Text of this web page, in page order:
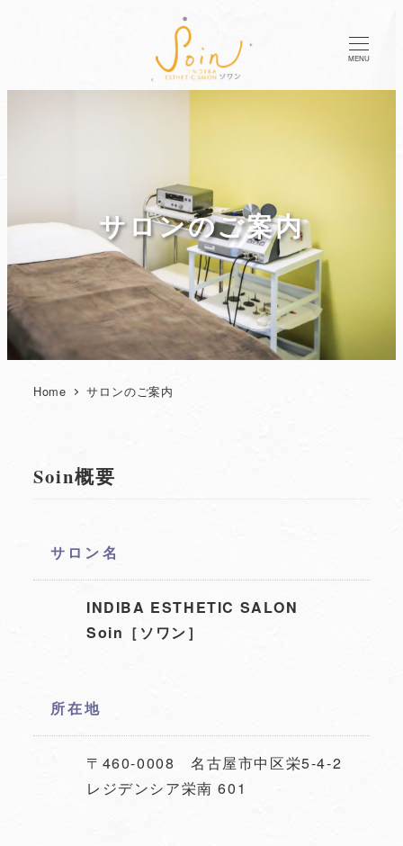
MENU
サロンのご案内
Home サロンのご案内
Soin概要
サロン名
INDIBA ESTHETIC SALON
Soin［ソワン］
所在地
〒460-0008 名古屋市中区栄5-4-2
レジデンシア栄南 601